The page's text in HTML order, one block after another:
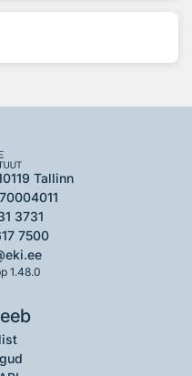
Tallinn
3731
7500
1.48.0